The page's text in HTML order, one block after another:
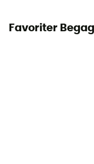
Favoriter